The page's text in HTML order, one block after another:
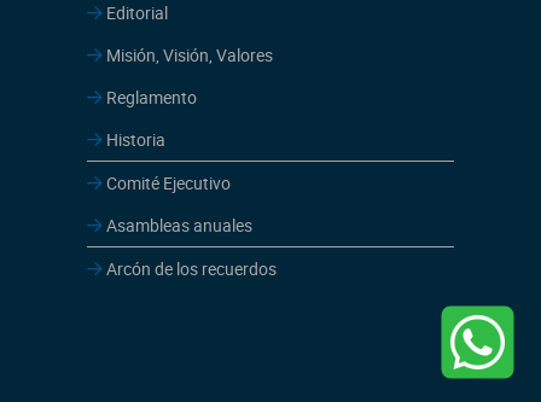
Editorial
Misión, Visión, Valores
Reglamento
Historia
Comité Ejecutivo
Asambleas anuales
Arcón de los recuerdos